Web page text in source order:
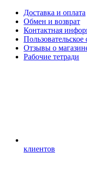
Доставка и оплата
Обмен и возврат
Контактная
Пользовательское
Отзывы о
Рабочие тетради
клиентов